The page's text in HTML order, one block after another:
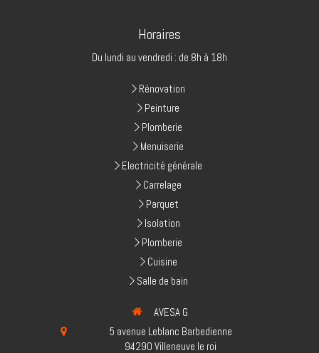
Horaires
Du lundi au vendredi : de 8h à 18h
Rénovation
Peinture
Plomberie
Menuiserie
Electricité générale
Carrelage
Parquet
Isolation
Plomberie
Cuisine
Salle de bain
AVESA G
5 avenue Leblanc Barbedienne
94290 Villeneuve le roi